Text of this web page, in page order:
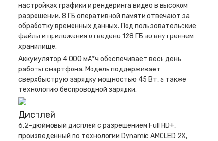
настройках графики и рендеринга видео в высоком
разрешении. 8 ГБ оперативной памяти отвечают за
обработку временных данных. Под пользовательские
файлы и приложения отведено 128 ГБ во внутреннем
хранилище.
Аккумулятор 4 000 мА*ч обеспечивает весь день
работы смартфона. Модель поддерживает
сверхбыструю зарядку мощностью 45 Вт, а также
технологию беспроводной зарядки.
Дисплей
6.2-дюймовый дисплей с разрешением Full HD+,
произведенный по технологии Dynamic AMOLED 2X,